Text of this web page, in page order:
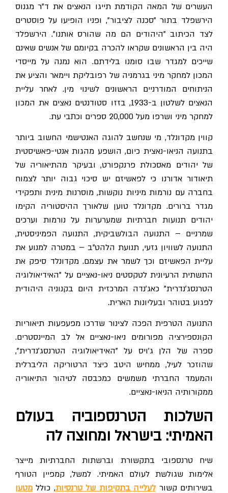
העשרים של המאה הקודמת תייגו הנאצים את ד"ר מגנוס
הירשפלד בתור "סכנה לציבור", ופניו הופיעו על פוסטרים
לצד הכיתוב "היהודים הם מה שהורס אותנו". הירשפלד
היה בין הראשונים שקראו להכרה בקיומם של אנשים שאינם
שייכים למגדר שבו סומנו בלידתם. הוא נמנה על מייסדי
המכון למחקר מיני בגרמניה של רפובליקת ויימאר והציע את
הניתוחים המודרניים הראשונים לשינוי מין. לאחר עליית
הנאצים לשלטון ב-1933, בזזו סטודנטים נאצים את המכון
למחקר מיני ושרפו מעל 20,000 ספרים וכתבי עת.
קווין מקדונלד, מי שנחשב להוגה האנטישמי החשוב ביותר
בתנועה הניאו-נאצית כיום, הושפע מהגות אנטי-פאשיסטית
של יהודים מאסכולת פרנקפורט, ובעיקר מהתיאוריה של
תיאודור אדורנו כי לפאשיזם יש סיכוי גבוה יותר לצמוח
בחברה עם נורמות מיניות נוקשות, מוסרנות מינית ותפקידי
מגדר ברורים. מקדונלד טוען שלאורך ההיסטוריה הקימו
יהודים תנועות חברתיות שמערערות על נורמות וערכים
שמרניים – התנועה הבולשביקית, התנועה הפמיניסטית,
התנועה לשוויון גזעי, תנועת הלהט"ב – במטרה למנוע את
עליית הפאשיזם וכך לשמר את עצמם. מקדונלד סיפק את
התשתית הרעיונית לטקסטים ניאו-נאציים על "האידיאולוגיה
הטרנסג'נדרית" כאג'נדה המרכזית היום בקנוניה היהודית
לפגוע בטוהר ובעליונות הארית.
התנועה הטרפית הפכה לצינור שדרכו מפעפעות תיאוריות
הקונספירציה מפורומים ניאו-נאציים אל לב המיינסטרים.
ספרה של הלן ג'ויס על "האידיאולוגיה הטרנסג'נדרית",
שהוזכר לעיל, ממחיש היטב כיצד הרטוריקה הליברלית
והמעמד החברתי משמשים כמכבסה לטיהור התיאוריה
ממקורותיה הניאו-נאציים.
השלכות הטרנספוביה בעולם
האמיתי: בישראל ומחוצה לה
שיח טרנספובי בתקשורת וברשתות החברתיות מייצר
אלימות שגולשת לעולם האמיתי. למשל, קמפיין הטורף
בשירותים קשורלעלייה בתקיפות של טרנסיות, כוללמטען